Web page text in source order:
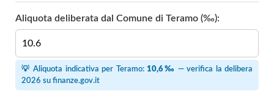
Aliquota deliberata dal Comune di Teramo (‰):
💡 Aliquota indicativa per Teramo: 10,6‰ — verifica la delibera
2026 su finanze.gov.it